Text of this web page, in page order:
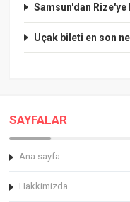
Samsun'dan Rize'ye
Uçak bileti en son ne
SAYFALAR
Ana sayfa
Hakkimizda